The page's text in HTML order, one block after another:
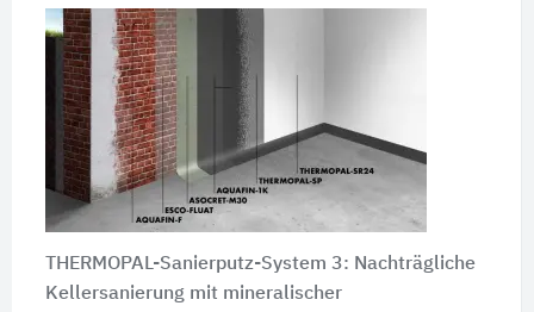
THERMOPAL-Sanierputz-System 3: Nachträgliche
Kellersanierung mit mineralischer